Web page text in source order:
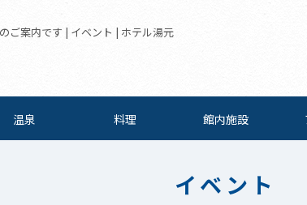
ご案内です | イベント | ホテル湯元
温泉 料理 館内施設
イベント